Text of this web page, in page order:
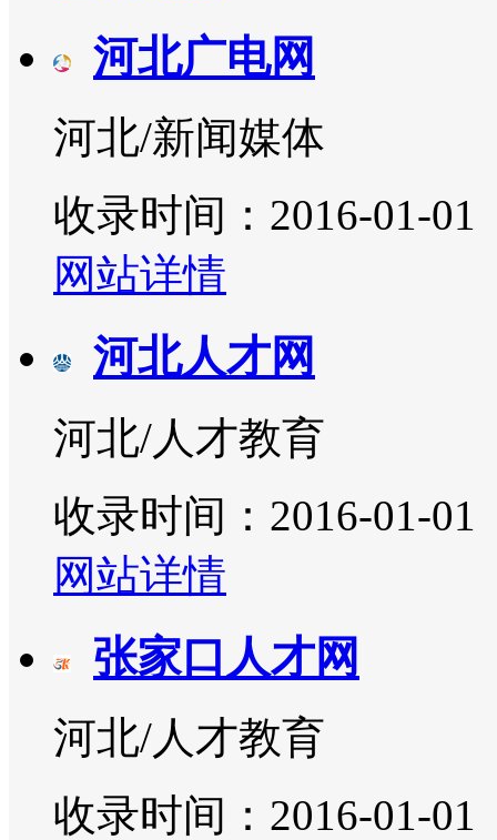
河北广电网
河北/新闻媒体
收录时间：2016-01-01
网站详情
河北人才网
河北/人才教育
收录时间：2016-01-01
网站详情
张家口人才网
河北/人才教育
收录时间：2016-01-01